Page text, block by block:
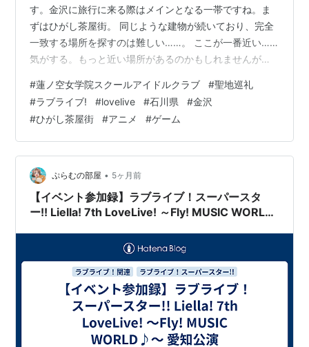
す。金沢に旅行に来る際はメインとなる一帯ですね。ま
ずはひがし茶屋街。 同じような建物が続いており、完全
一致する場所を探すのは難しい……。 ここが一番近い……
気がする。もっと近い場所があるのかもしれませんが、
場所にある大正浪漫喫茶 金魚庵。 美味しそうなクリーム
ソーダ。これだけでも十分映えるお店ですが、2階に上が
ると……。 喫茶ハスノソラシリーズの元ネタになったの
ではないかと思われる部屋があります。イラストに比べ
ると狭いですが、雰囲気はありますね。2階へ上がる階段
が大変急なので2階は食事はできずあ…
#蓮ノ空女学院スクールアイドルクラブ #聖地巡礼
#ラブライブ! #lovelive #石川県 #金沢
#ひがし茶屋街 #アニメ #ゲーム
ぷらむの部屋 • 5ヶ月前
【イベント参加録】ラブライブ！スーパースタ
ー!! Liella! 7th LoveLive! ～Fly! MUSIC WORLD♪